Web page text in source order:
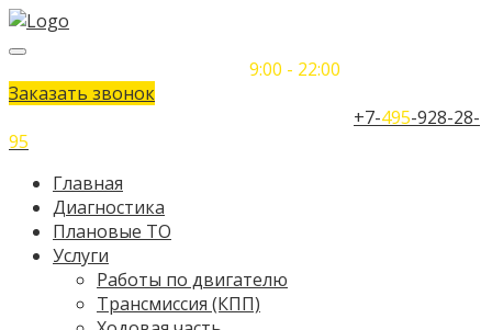
9:00 - 22:00
Заказать звонок
+7-495-928-28-
95
Главная
Диагностика
Плановые ТО
Услуги
Работы по двигателю
Трансмиссия (КПП)